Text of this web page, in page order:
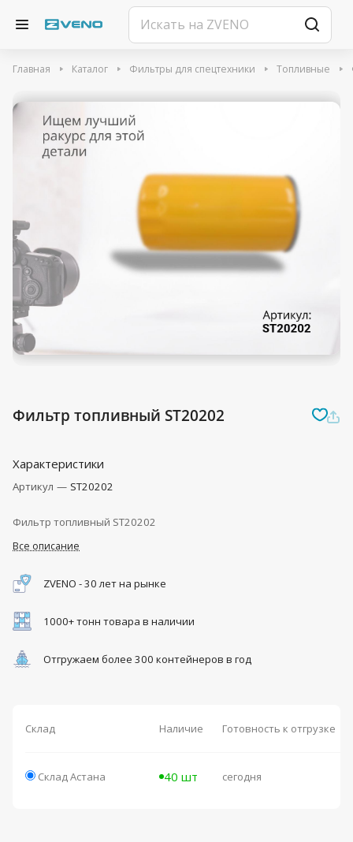
Главная Каталог Фильтры для спецтехники Топливные
Фильтр топливный ST20202
Характеристики
Артикул — ST20202
Фильтр топливный ST20202
Все описание
ZVENO - 30 лет на рынке
1000+ тонн товара в наличии
Отгружаем более 300 контейнеров в год
Склад Наличие Готовность к отгрузке
Склад Астана 40 шт сегодня